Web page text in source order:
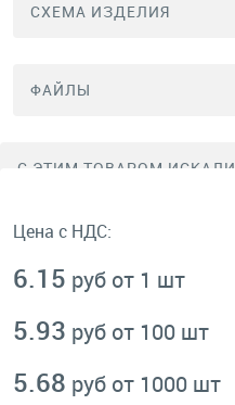
СХЕМА ИЗДЕЛИЯ
ФАЙЛЫ
C ЭТИМ ТОВАРОМ ИСКАЛИ
Цена с НДС:
6.15 руб от 1 шт
5.93 руб от 100 шт
5.68 руб от 1000 шт